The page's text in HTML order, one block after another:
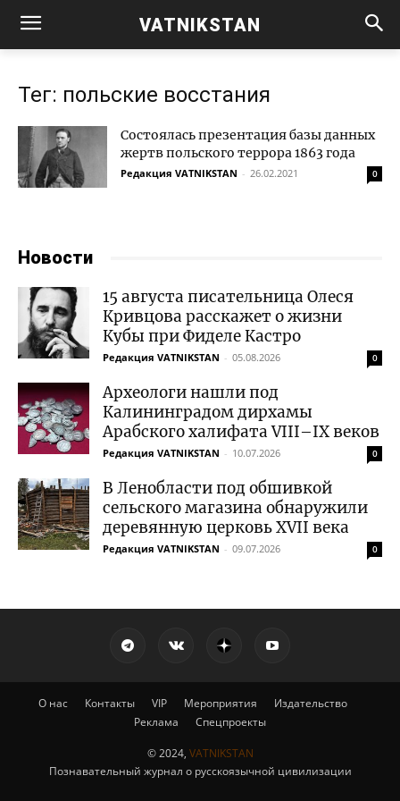
VATNIKSTAN
Тег: польские восстания
Состоялась презентация базы данных
жертв польского террора 1863 года
Редакция VATNIKSTAN - 26.02.2021 0
Новости
15 августа писательница Олеся
Кривцова расскажет о жизни
Кубы при Фиделе Кастро
Редакция VATNIKSTAN - 05.08.2026 0
Археологи нашли под
Калининградом дирхамы
Арабского халифата VIII–IX веков
Редакция VATNIKSTAN - 10.07.2026 0
В Ленобласти под обшивкой
сельского магазина обнаружили
деревянную церковь XVII века
Редакция VATNIKSTAN - 09.07.2026 0
О нас Контакты VIP Мероприятия
Издательство
Реклама
Спецпроекты
© 2024, VATNIKSTAN
Познавательный журнал о русскоязычной цивилизации